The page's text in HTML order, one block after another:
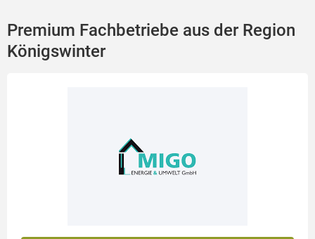
Premium Fachbetriebe aus der Region
Königswinter